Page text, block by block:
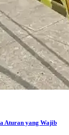
Aturan yang Wajib